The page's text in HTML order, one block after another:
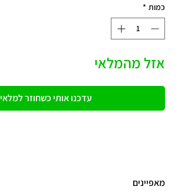
כמות *
אזל מהמלאי
עדכנו אותי כשחוזר למלאי
מאפיינים